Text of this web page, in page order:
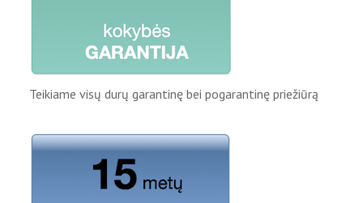
Teikiame visų durų garantinę bei pogarantinę priežiūrą